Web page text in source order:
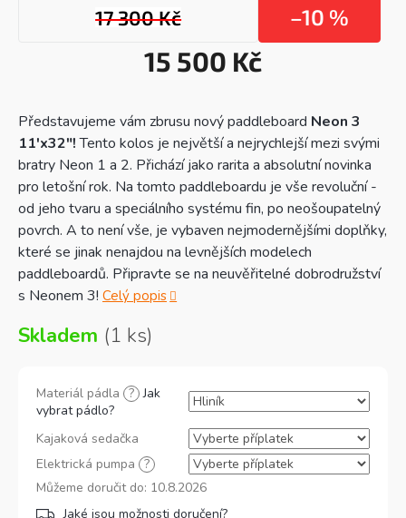
17 300 Kč –10 %
15 500 Kč
Skladem (1 ks)
Materiál pádla ? Jak
vybrat pádlo?
Kajaková sedačka
Elektrická pumpa ?
Můžeme doručit do: 10.8.2026
Představujeme vám zbrusu nový paddleboard Neon 3
11'x32"!Tento kolos je největší a nejrychlejší mezi svými
bratry Neon 1 a 2. Přichází jako rarita a absolutní novinka
pro letošní rok. Na tomto paddleboardu je vše revoluční -
od jeho tvaru a speciálního systému fin, po neošoupatelný
povrch. A to není vše, je vybaven nejmodernějšími doplňky,
které se jinak nenajdou na levnějších modelech
paddleboardů. Připravte se na neuvěřitelné dobrodružství
s Neonem 3! Celý popis